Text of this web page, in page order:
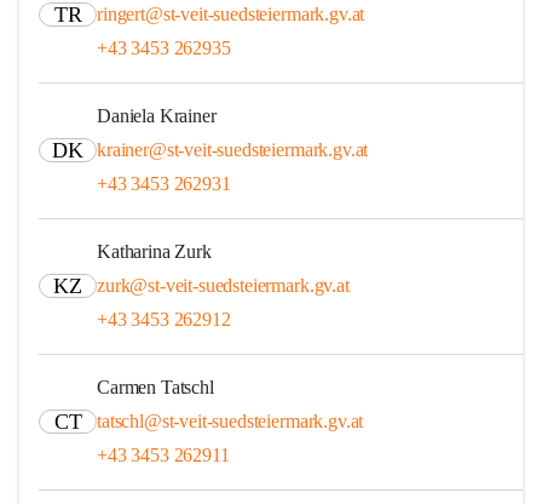
TR
ringert@st-veit-suedsteiermark.gv.at
+43 3453 262935
DK
Daniela Krainer
krainer@st-veit-suedsteiermark.gv.at
+43 3453 262931
KZ
Katharina Zurk
zurk@st-veit-suedsteiermark.gv.at
+43 3453 262912
CT
Carmen Tatschl
tatschl@st-veit-suedsteiermark.gv.at
+43 3453 262911